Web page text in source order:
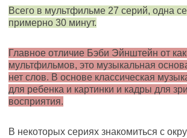
Всего в мультфильме 27 серий, одна
примерно 30 минут.
Главное отличие Бэби Эйнштейн от
мультфильмов, это музыкальная
нет слов. В основе классическая
для ребенка и картинки и кадры для
восприятия.
В некоторых сериях знакомиться с